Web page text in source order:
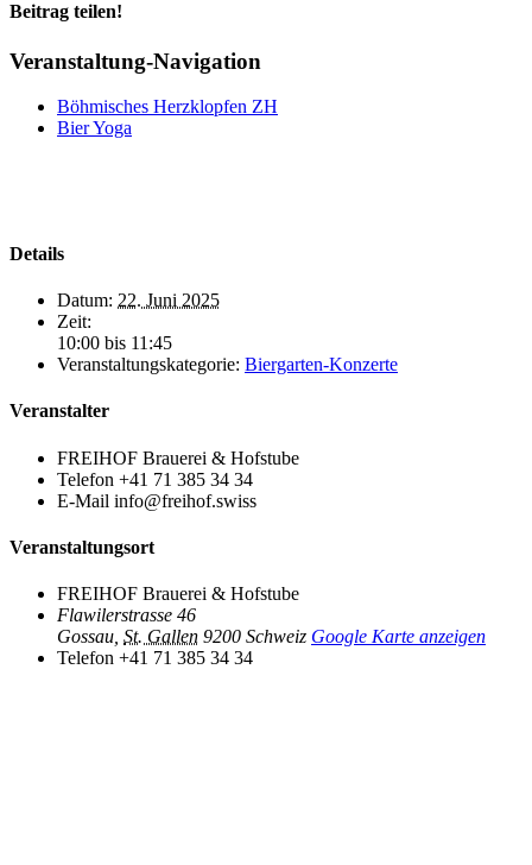
Beitrag teilen!
Facebook
LinkedIn
WhatsApp
E-
Veranstaltung-Navigation
Böhmisches Herzklopfen ZH
Bier Yoga
Details
Datum: 22. Juni 2025
Zeit:
10:00 bis 11:45
Veranstaltungskategorie: Biergarten-Konzerte
Veranstalter
FREIHOF Brauerei & Hofstube
Telefon +41 71 385 34 34
E-Mail info@freihof.swiss
Veranstaltungsort
FREIHOF Brauerei & Hofstube
Flawilerstrasse 46
Gossau St. Gallen 9200 Schweiz Google Karte anzeigen
Telefon +41 71 385 34 34